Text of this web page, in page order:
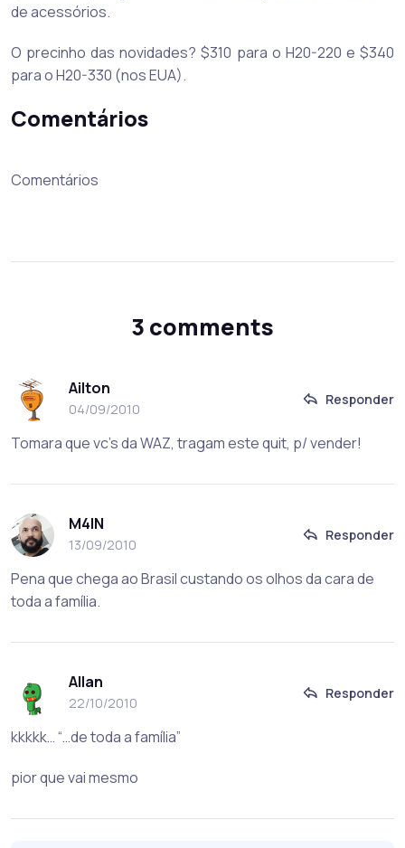
de acessórios.
O precinho das novidades? $310 para o H20-220 e $340
para o H20-330 (nos EUA).
Comentários
Comentários
3 comments
Ailton
04/09/2010
Responder
Tomara que vc’s da WAZ, tragam este quit, p/ vender!
M4IN
13/09/2010
Responder
Pena que chega ao Brasil custando os olhos da cara de
toda a família.
Allan
22/10/2010
Responder
kkkkk… “…de toda a família”
pior que vai mesmo